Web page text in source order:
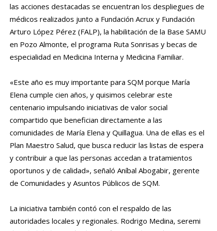
las acciones destacadas se encuentran los despliegues de
médicos realizados junto a Fundación Acrux y Fundación
Arturo López Pérez (FALP), la habilitación de la Base SAMU
en Pozo Almonte, el programa Ruta Sonrisas y becas de
especialidad en Medicina Interna y Medicina Familiar.
«Este año es muy importante para SQM porque María
Elena cumple cien años, y quisimos celebrar este
centenario impulsando iniciativas de valor social
compartido que benefician directamente a las
comunidades de María Elena y Quillagua. Una de ellas es el
Plan Maestro Salud, que busca reducir las listas de espera
y contribuir a que las personas accedan a tratamientos
oportunos y de calidad», señaló Aníbal Abogabir, gerente
de Comunidades y Asuntos Públicos de SQM.
La iniciativa también contó con el respaldo de las
autoridades locales y regionales. Rodrigo Medina, seremi